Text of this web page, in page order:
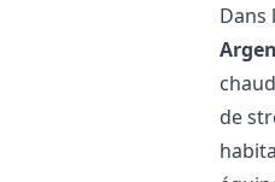
Dans
de